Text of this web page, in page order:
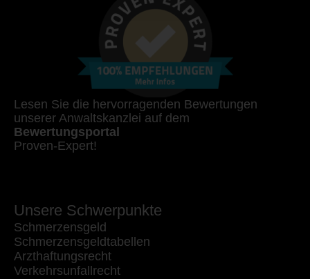
Lesen Sie die hervorragenden Bewertungen
unserer Anwaltskanzlei auf dem
Bewertungsportal
Proven-Expert!
Unsere Schwerpunkte
Schmerzensgeld
Schmerzensgeldtabellen
Arzthaftungsrecht
Verkehrsunfallrecht